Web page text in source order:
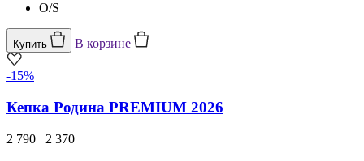
O/S
Купить В корзине
-15%
Кепка Родина PREMIUM 2026
2 790 2 370